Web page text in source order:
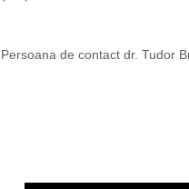
Persoana de contact dr. Tudor